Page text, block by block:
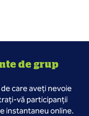
de grup
care aveți nevoie
vă participanții
instantaneu online.